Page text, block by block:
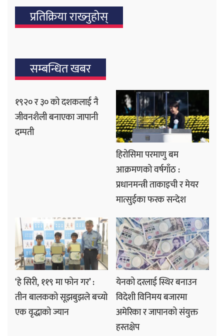
प्रतिक्रिया राख्‍नुहोस्
सम्बन्धित खबर
१९२० र ३० को दशकलाई नै
जीवनशैली बनाएका जापानी
दम्पती
हिरोसिमा परमाणु बम
आक्रमणको वर्षगाँठ :
प्रधानमन्त्री ताकाइची र मेयर
मात्सुईका फरक सन्देश
‘हे सिरी, ११९ मा फोन गर’ :
तीन बालकको सूझबुझले बच्यो
एक वृद्धाको ज्यान
येनको दरलाई स्थिर बनाउन
विदेशी विनिमय बजारमा
अमेरिका र जापानको संयुक्त
हस्तक्षेप